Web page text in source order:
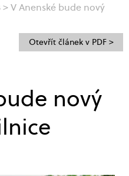
>V Anenské bude nový
nový
Otevřít článek v PDF >